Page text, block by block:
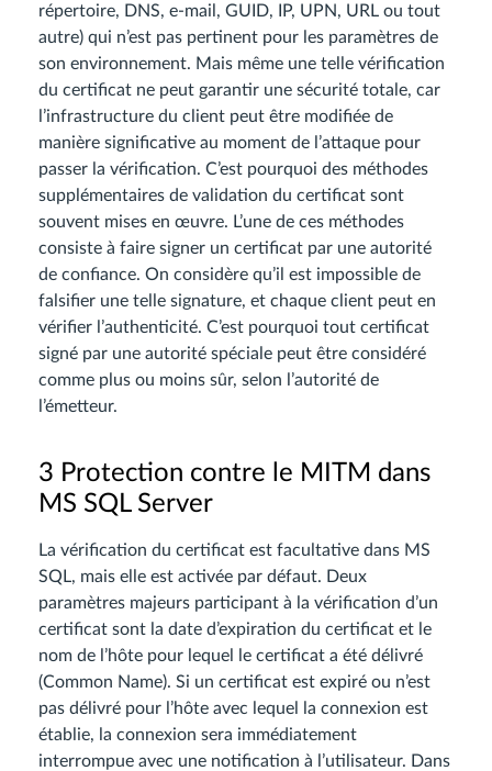
répertoire, DNS, e-mail, GUID, IP, UPN, URL ou tout
autre) qui n’est pas pertinent pour les paramètres de
son environnement. Mais même une telle vérification
du certificat ne peut garantir une sécurité totale, car
l’infrastructure du client peut être modifiée de
manière significative au moment de l’attaque pour
passer la vérification. C’est pourquoi des méthodes
supplémentaires de validation du certificat sont
souvent mises en œuvre. L’une de ces méthodes
consiste à faire signer un certificat par une autorité
de confiance. On considère qu’il est impossible de
falsifier une telle signature, et chaque client peut en
vérifier l’authenticité. C’est pourquoi tout certificat
signé par une autorité spéciale peut être considéré
comme plus ou moins sûr, selon l’autorité de
l’émetteur.
3 Protection contre le MITM dans
MS SQL Server
La vérification du certificat est facultative dans MS
SQL, mais elle est activée par défaut. Deux
paramètres majeurs participant à la vérification d’un
certificat sont la date d’expiration du certificat et le
nom de l’hôte pour lequel le certificat a été délivré
(Common Name). Si un certificat est expiré ou n’est
pas délivré pour l’hôte avec lequel la connexion est
établie, la connexion sera immédiatement
interrompue avec une notification à l’utilisateur. Dans